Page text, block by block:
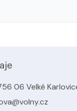
06 Velké